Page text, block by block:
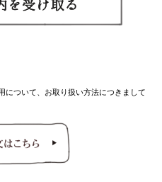
について、お取り扱い方法につきまして